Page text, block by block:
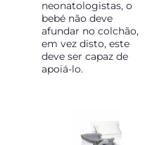
neonatologistas, o
bebé não deve
afundar no colchão,
em vez disto, este
deve ser capaz de
apoiá-lo.